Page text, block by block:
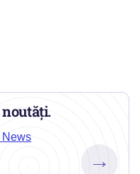
News
→